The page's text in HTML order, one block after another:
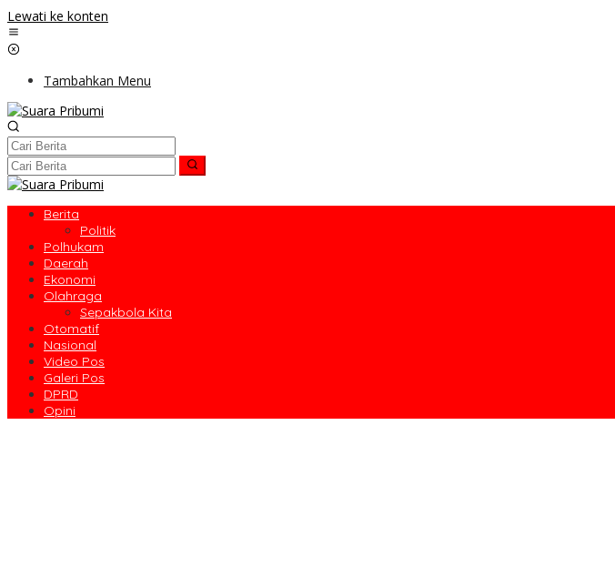
Lewati ke konten
Tambahkan Menu
Berita
Politik
Polhukam
Daerah
Ekonomi
Olahraga
Sepakbola Kita
Otomatif
Nasional
Video Pos
Galeri Pos
DPRD
Opini